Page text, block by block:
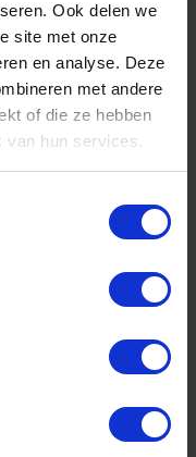
Ook delen we
site met onze
en analyse. Deze
met andere
of die ze hebben
van hun services.